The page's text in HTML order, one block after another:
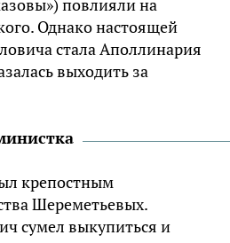
повлияли на
Однако настоящей
стала Аполлинария
выходить за
крепостным
Шереметьевых.
сумел выкупиться и